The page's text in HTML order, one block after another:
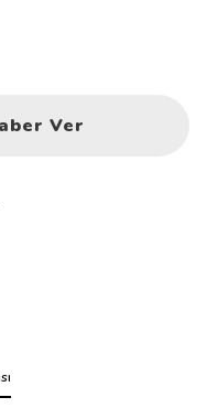
Ver